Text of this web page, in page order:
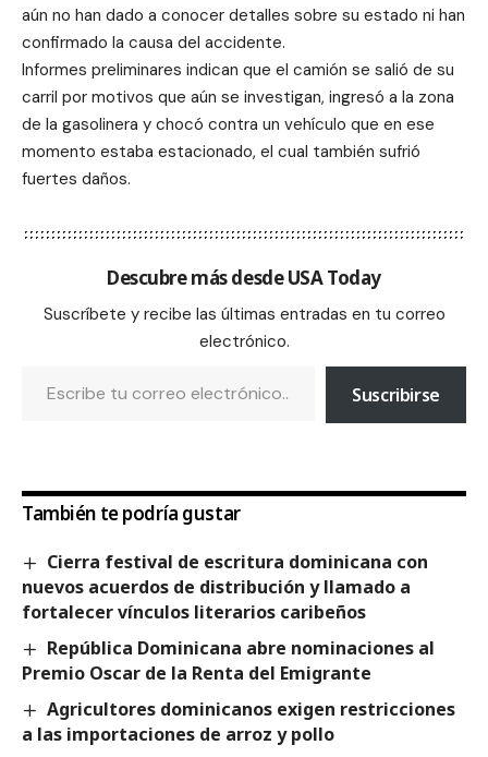
aún no han dado a conocer detalles sobre su estado ni han
confirmado la causa del accidente.
Informes preliminares indican que el camión se salió de su
carril por motivos que aún se investigan, ingresó a la zona
de la gasolinera y chocó contra un vehículo que en ese
momento estaba estacionado, el cual también sufrió
fuertes daños.
Descubre más desde USA Today
Suscríbete y recibe las últimas entradas en tu correo
electrónico.
Suscribirse
También te podría gustar
Cierra festival de escritura dominicana con
nuevos acuerdos de distribución y llamado a
fortalecer vínculos literarios caribeños
República Dominicana abre nominaciones al
Premio Oscar de la Renta del Emigrante
Agricultores dominicanos exigen restricciones
a las importaciones de arroz y pollo